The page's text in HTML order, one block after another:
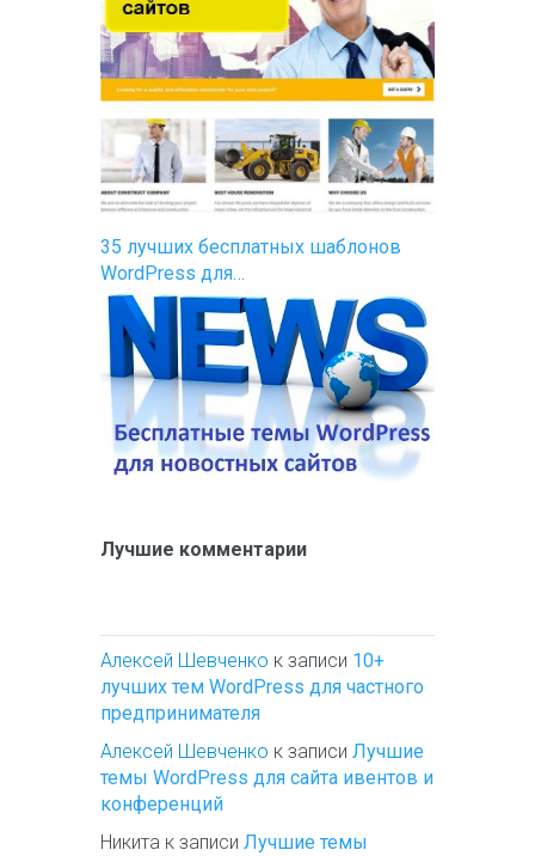
35 лучших бесплатных шаблонов
WordPress для…
Лучшие комментарии
Алексей Шевченко к записи 10+
лучших тем WordPress для частного
предпринимателя
Алексей Шевченко к записи Лучшие
темы WordPress для сайта ивентов и
конференций
Никита к записи Лучшие темы